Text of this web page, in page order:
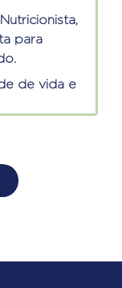
para
de vida e